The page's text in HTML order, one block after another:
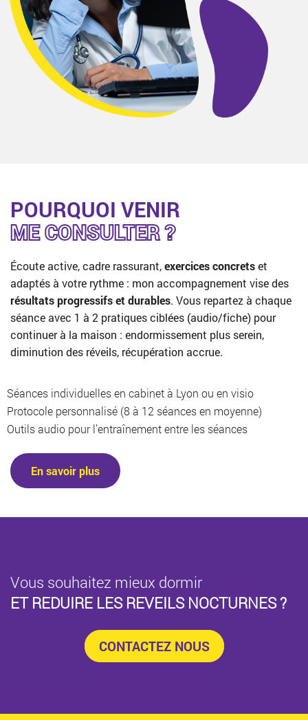
POURQUOI VENIR
ME CONSULTER ?
Écoute active, cadre rassurant,exercices concretset
adaptés à votre rythme : mon accompagnement vise des
résultats progressifs et durables. Vous repartez à chaque
séance avec 1 à 2 pratiques ciblées (audio/fiche) pour
continuer à la maison : endormissement plus serein,
diminution des réveils, récupération accrue.
Séances individuelles en cabinet à Lyon ou en visio
Protocole personnalisé (8 à 12 séances en moyenne)
Outils audio pour l’entraînement entre les séances
En savoir plus
Vous souhaitez mieux dormir
ET REDUIRE LES REVEILS NOCTURNES ?
CONTACTEZ NOUS